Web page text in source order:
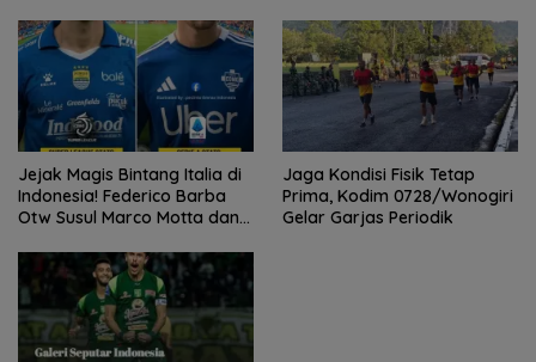
Adi Hidayat
Jejak Magis Bintang Italia di
Indonesia! Federico Barba
Otw Susul Marco Motta dan
Trofi?
Jaga Kondisi Fisik Tetap
Prima, Kodim 0728/Wonogiri
Gelar Garjas Periodik